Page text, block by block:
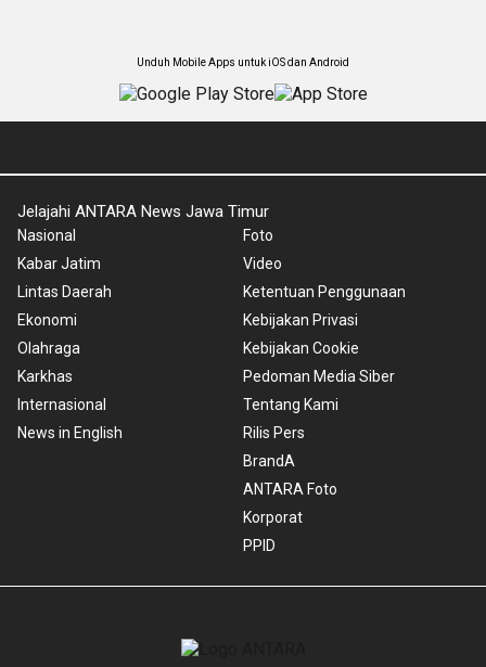
Unduh Mobile Apps untuk iOS dan Android
Jelajahi ANTARA News Jawa Timur
Nasional
Kabar Jatim
Lintas Daerah
Ekonomi
Olahraga
Karkhas
Internasional
News in English
Foto
Video
Ketentuan Penggunaan
Kebijakan Privasi
Kebijakan Cookie
Pedoman Media Siber
Tentang Kami
Rilis Pers
BrandA
ANTARA Foto
Korporat
PPID